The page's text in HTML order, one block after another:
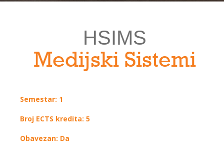
HSIMS
Medijski Sistemi
Semestar: 1
Broj ECTS kredita: 5
Obavezan: Da